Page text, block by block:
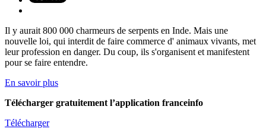
Il y aurait 800 000 charmeurs de serpents en Inde. Mais une
nouvelle loi, qui interdit de faire commerce d' animaux vivants, met
leur profession en danger. Du coup, ils s'organisent et manifestent
pour se faire entendre.
En savoir plus
Télécharger gratuitement l’application franceinfo
Télécharger